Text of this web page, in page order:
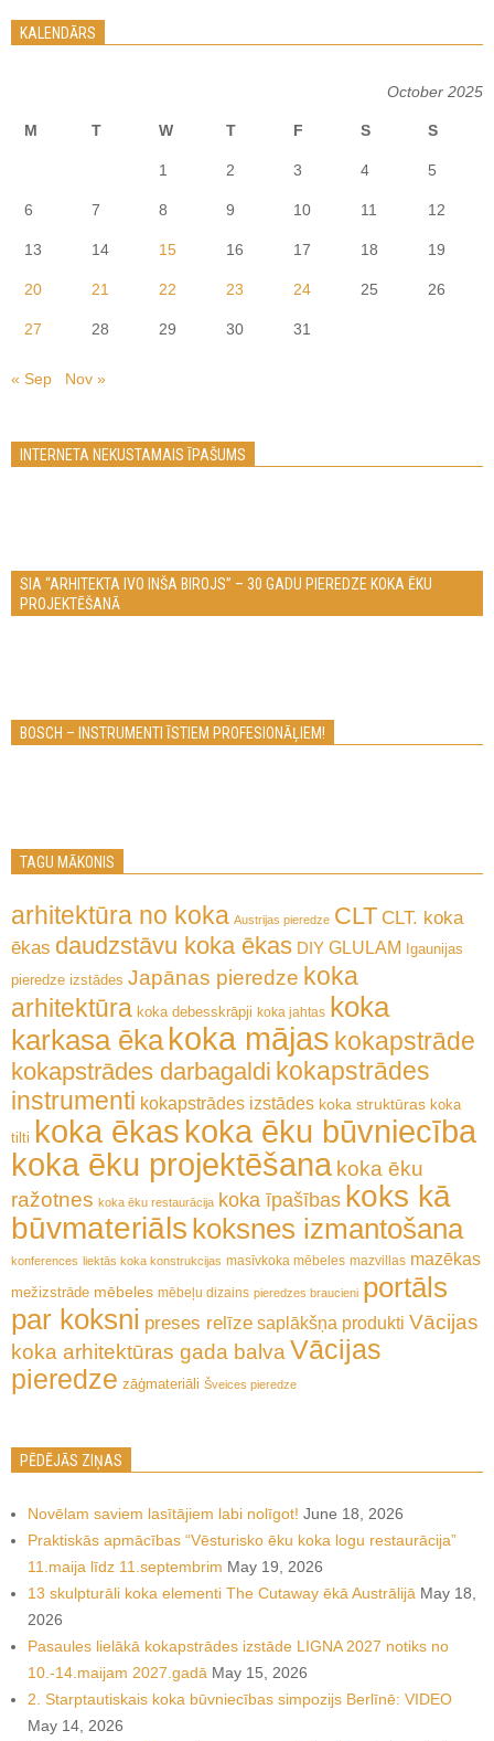
KALENDĀRS
October 2025
M T W T F S S
1 2 3 4 5
6 7 8 9 10 11 12
13 14 15 16 17 18 19
20 21 22 23 24 25 26
27 28 29 30 31
« Sep Nov »
INTERNETA NEKUSTAMAIS ĪPAŠUMS
SIA “ARHITEKTA IVO INŠA BIROJS” – 30 GADU PIEREDZE KOKA ĒKU
PROJEKTĒŠANĀ
BOSCH – INSTRUMENTI ĪSTIEM PROFESIONĀĻIEM!
TAGU MĀKONIS
arhitektūra no koka Austrijas pieredze CLT CLT. koka
ēkas daudzstāvu koka ēkas DIY GLULAM Igaunijas
pieredze izstādes Japānas pieredze koka
arhitektūra koka debesskrāpji koka jahtas koka
karkasa ēka koka mājas kokapstrāde
kokapstrādes darbagaldi kokapstrādes
instrumenti kokapstrādes izstādes koka struktūras koka
tilti koka ēkas koka ēku būvniecība
koka ēku projektēšana koka ēku
ražotnes koka ēku restaurācija koka īpašības koks kā
būvmateriāls koksnes izmantošana
konferences liektās koka konstrukcijas masīvkoka mēbeles mazvillas mazēkas
mežizstrāde mēbeles mēbeļu dizains pieredzes braucieni portāls
par koksni preses relīze saplākšņa produkti Vācijas
koka arhitektūras gada balva Vācijas
pieredze zāģmateriāli Šveices pieredze
PĒDĒJĀS ZIŅAS
Novēlam saviem lasītājiem labi nolīgot! June 18, 2026
Praktiskās apmācības “Vēsturisko ēku koka logu restaurācija”
11.maija līdz 11.septembrim May 19, 2026
13 skulpturāli koka elementi The Cutaway ēkā Austrālijā May 18,
2026
Pasaules lielākā kokapstrādes izstāde LIGNA 2027 notiks no
10.-14.maijam 2027.gadā May 15, 2026
2. Starptautiskais koka būvniecības simpozijs Berlīnē: VIDEO
May 14, 2026